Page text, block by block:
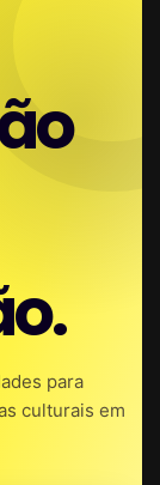
para
culturais em